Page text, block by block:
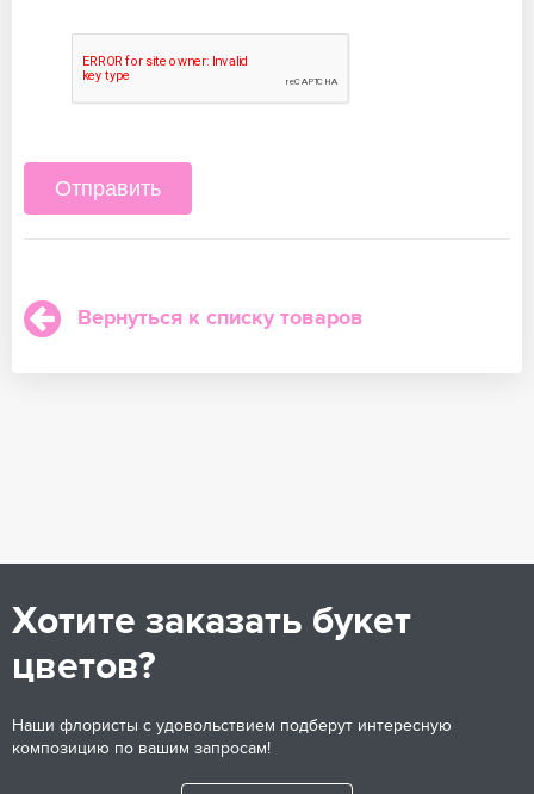
Вернуться к списку товаров
Хотите заказать букет
цветов?
Наши флористы с удовольствием подберут интересную
композицию по вашим запросам!